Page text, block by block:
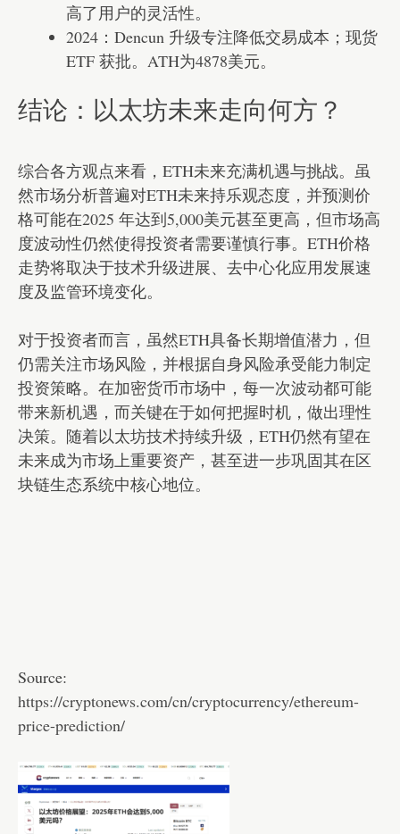
高了用户的灵活性。
2024：Dencun 升级专注降低交易成本；现货
ETF 获批。ATH为4878美元。
结论：以太坊未来走向何方？
综合各方观点来看，ETH未来充满机遇与挑战。虽
然市场分析普遍对ETH未来持乐观态度，并预测价
格可能在2025 年达到5,000美元甚至更高，但市场高
度波动性仍然使得投资者需要谨慎行事。ETH价格
走势将取决于技术升级进展、去中心化应用发展速
度及监管环境变化。
对于投资者而言，虽然ETH具备长期增值潜力，但
仍需关注市场风险，并根据自身风险承受能力制定
投资策略。在加密货币市场中，每一次波动都可能
带来新机遇，而关键在于如何把握时机，做出理性
决策。随着以太坊技术持续升级，ETH仍然有望在
未来成为市场上重要资产，甚至进一步巩固其在区
块链生态系统中核心地位。
Source:
https://cryptonews.com/cn/cryptocurrency/ethereum-
price-prediction/